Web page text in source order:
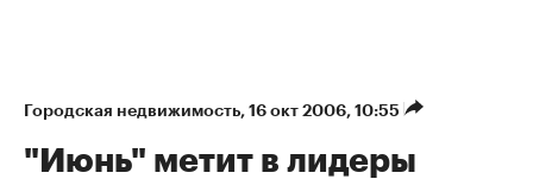
Городская недвижимость⁠, 16 окт 2006, 10:55
"Июнь" метит в лидеры